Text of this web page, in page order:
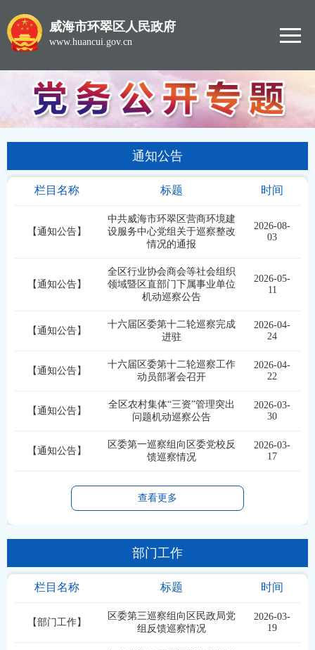
威海市环翠区人民政府
www.huancui.gov.cn
通知公告
栏目名称 标题 时间
【通知公告】
中共威海市环翠区营商环境建
设服务中心党组关于巡察整改
情况的通报
2026-08-
03
【通知公告】
全区行业协会商会等社会组织
领域暨区直部门下属事业单位
机动巡察公告
2026-05-
11
【通知公告】
十六届区委第十二轮巡察完成
进驻
2026-04-
24
【通知公告】
十六届区委第十二轮巡察工作
动员部署会召开
2026-04-
22
【通知公告】
全区农村集体“三资”管理突出
问题机动巡察公告
2026-03-
30
【通知公告】
区委第一巡察组向区委党校反
馈巡察情况
2026-03-
17
查看更多
部门工作
栏目名称 标题 时间
【部门工作】
区委第三巡察组向区民政局党
组反馈巡察情况
2026-03-
19